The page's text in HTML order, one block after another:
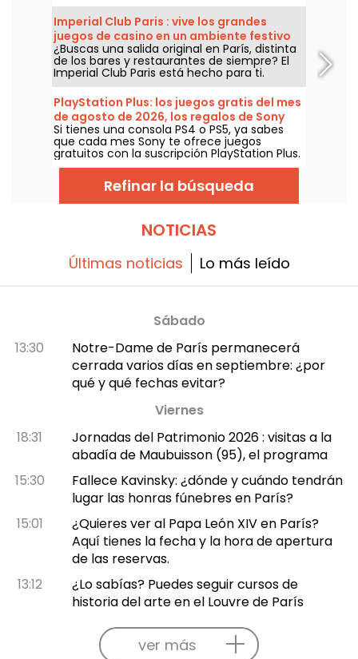
consolas desde el 19 de septiembre de 2023.
Un juego tipo Souls inspirado más en el
cuento de Carlo Collodi que en la versión
animada de Disney... ¡Echa un vistazo al
último tráiler desvelado en la Gamescom
2023!
Imperial Club Paris : vive los grandes
juegos de casino en un ambiente festivo
en el corazón del 13º distrito
¿Buscas una salida original en París, distinta
de los bares y restaurantes de siempre? El
Imperial Club Paris está hecho para ti.
Ubicado en el 23 de la avenida d'Ivry, en el
distrito 13, este club de juegos, abierto todos
los días de 14:00 a 6:00, propone una
experiencia completa al estilo de los
grandes casinos — accesible tanto para
novatos como para jugadores
experimentados, en un ambiente festivo y
acogedor que no se encuentra en ningún
otro lugar de París.
PlayStation Plus: los juegos gratis del mes
de agosto de 2026, los regalos de Sony
que no te puedes perder
Si tienes una consola PS4 o PS5, ya sabes
que cada mes Sony te ofrece juegos
gratuitos con la suscripción PlayStation Plus.
Entonces, ¿cuáles son los juegos gratuitos
de agosto de 2026? Descubre la selección
de este mes.Refinar la búsqueda
NOTICIAS
Últimas noticias Lo más leído
Sábado
13:30
Notre-Dame de París permanecerá
cerrada varios días en septiembre: ¿por
qué y qué fechas evitar?
Viernes
18:31
Jornadas del Patrimonio 2026 : visitas a la
abadía de Maubuisson (95), el programa
15:30
Fallece Kavinsky: ¿dónde y cuándo tendrán
lugar las honras fúnebres en París?
15:01
¿Quieres ver al Papa León XIV en París?
Aquí tienes la fecha y la hora de apertura
de las reservas.
13:12
¿Lo sabías? Puedes seguir cursos de
historia del arte en el Louvre de París
ver más